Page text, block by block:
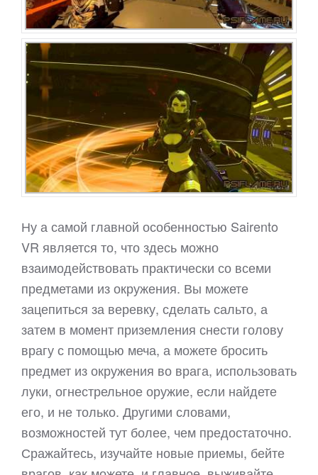
Ну а самой главной особенностью Sairento
VR является то, что здесь можно
взаимодействовать практически со всеми
предметами из окружения. Вы можете
зацепиться за веревку, сделать сальто, а
затем в момент приземления снести голову
врагу с помощью меча, а можете бросить
предмет из окружения во врага, использовать
луки, огнестрельное оружие, если найдете
его, и не только. Другими словами,
возможностей тут более, чем предостаточно.
Сражайтесь, изучайте новые приемы, бейте